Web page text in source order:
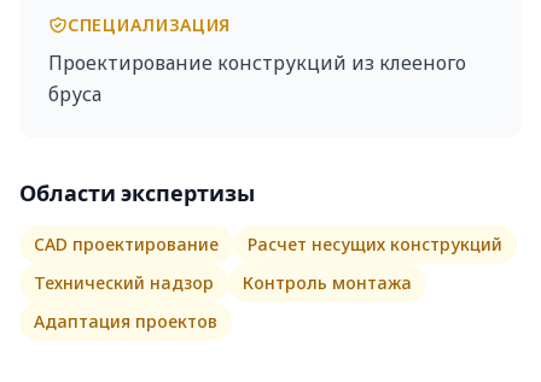
СПЕЦИАЛИЗАЦИЯ
Проектирование конструкций из клееного
бруса
Области экспертизы
CAD проектирование
Расчет несущих конструкций
Технический надзор
Контроль монтажа
Адаптация проектов